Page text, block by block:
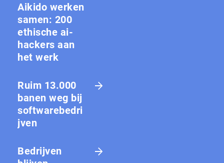
Aikido werken
samen: 200
ethische ai-
hackers aan
het werk
Ruim 13.000
banen weg bij
softwarebedri
jven
Bedrijven